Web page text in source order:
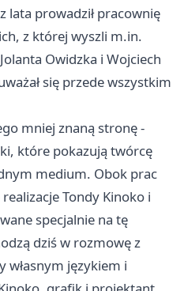
lata prowadził pracownię
z której wyszli m.in.
Owidzka i Wojciech
się przede wszystkim
mniej znaną stronę -
które pokazują twórcę
medium. Obok prac
Tondy Kinoko i
specjalnie na tę
dziś w rozmowę z
własnym językiem i